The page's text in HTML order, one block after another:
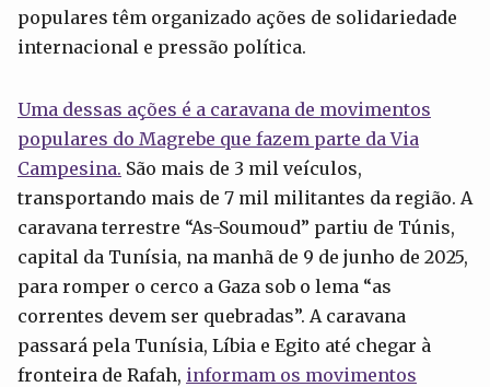
populares têm organizado ações de solidariedade
internacional e pressão política.
Uma dessas ações é a caravana de movimentos
populares do Magrebe que fazem parte da Via
Campesina. São mais de 3 mil veículos,
transportando mais de 7 mil militantes da região. A
caravana terrestre “As-Soumoud” partiu de Túnis,
capital da Tunísia, na manhã de 9 de junho de 2025,
para romper o cerco a Gaza sob o lema “as
correntes devem ser quebradas”. A caravana
passará pela Tunísia, Líbia e Egito até chegar à
fronteira de Rafah, informam os movimentos